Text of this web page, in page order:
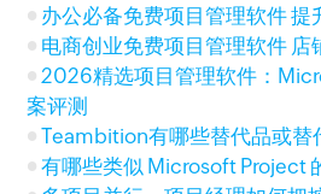
办公必备免费项目管理软件 提
电商创业免费项目管理软件 店
2026精选项目管理软件：
案评测
Teambition有哪些替代品或替
有哪些类似 Microsoft Project